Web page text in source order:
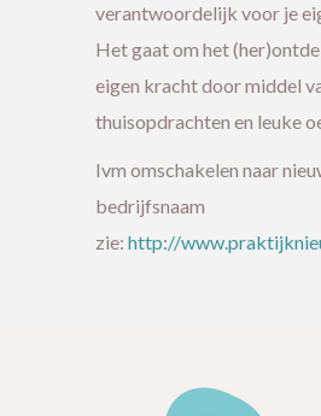
verantwoordelijk voor je
Het gaat om het
eigen kracht door middel
thuisopdrachten en leuke
Ivm omschakelen naar
bedrijfsnaam
zie: http://